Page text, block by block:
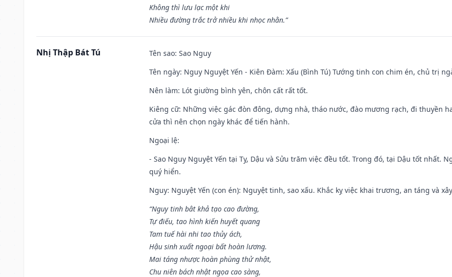
Không thì lưu lạc một khi
Nhiều đường trắc trở nhiều khi nhọc nhằn.”
Nhị Thập Bát Tú Tên sao: Sao Nguy
Tên ngày: Nguy Nguyệt Yến - Kiên Đàm: Xấu (Bình Tú) Tướng tinh con chim én, chủ trị
Nên làm: Lót giường bình yên, chôn cất rất tốt.
Kiêng cữ: Những việc gác đòn đông, dựng nhà, tháo nước, đào mương rạch, đi thuyền
cửa thì nên chọn ngày khác để tiến hành.
Ngoại lệ:
- Sao Nguy Nguyệt Yến tại Tỵ, Dậu và Sửu trăm việc đều tốt. Trong đó, tại Dậu tốt nhất.
quý hiển.
Nguy: Nguyệt Yến (con én): Nguyệt tinh, sao xấu. Khắc kỵ việc khai trương, an táng và
“Nguy tinh bât khả tạo cao đường,
Tự điếu, tao hình kiến huyết quang
Tam tuế hài nhi tao thủy ách,
Hậu sinh xuất ngoại bất hoàn lương.
Mai táng nhược hoàn phùng thử nhật,
Chu niên bách nhật ngọa cao sàng,